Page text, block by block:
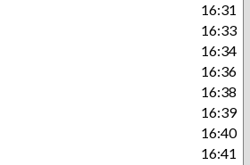
16:31
16:33
16:34
16:36
16:38
16:39
16:40
16:41